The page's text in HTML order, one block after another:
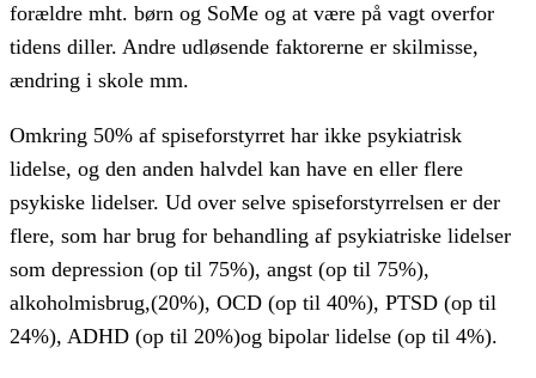
forældre mht. børn og SoMe og at være på vagt overfor
tidens diller. Andre udløsende faktorerne er skilmisse,
ændring i skole mm.
Omkring 50% af spiseforstyrret har ikke psykiatrisk
lidelse, og den anden halvdel kan have en eller flere
psykiske lidelser. Ud over selve spiseforstyrrelsen er der
flere, som har brug for behandling af psykiatriske lidelser
som depression (op til 75%), angst (op til 75%),
alkoholmisbrug,(20%), OCD (op til 40%), PTSD (op til
24%), ADHD (op til 20%)og bipolar lidelse (op til 4%).